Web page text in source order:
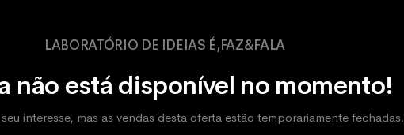
LABORATÓRIO DE IDEIAS É,FAZ&FALA
não está disponível no momento!
interesse, mas as vendas desta oferta estão temporariamente fechadas.